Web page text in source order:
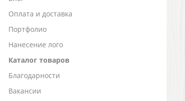
Оплата и доставка
Портфолио
Нанесение лого
Каталог товаров
Благодарности
Вакансии